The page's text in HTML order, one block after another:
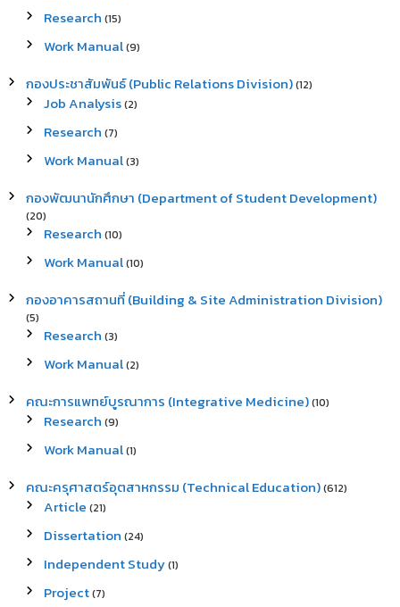
Research (15)
Work Manual(9)
กองประชาสัมพันธ์ (Public Relations Division)(12)
Job Analysis(2)
Research (7)
Work Manual(3)
กองพัฒนานักศึกษา (Department of Student Development)
(20)
Research (10)
Work Manual(10)
กองอาคารสถานที่ (Building & Site Administration Division)
(5)
Research (3)
Work Manual(2)
คณะการแพทย์บูรณาการ (Integrative Medicine)(10)
Research (9)
Work Manual(1)
คณะครุศาสตร์อุตสาหกรรม (Technical Education)(612)
Article (21)
Dissertation (24)
Independent Study(1)
Project(7)